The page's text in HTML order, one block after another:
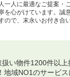
一人に最適なご提案・
を心がけています。誠
ので、末永いお付き合
い物件1200件以
地域NO1のサービ